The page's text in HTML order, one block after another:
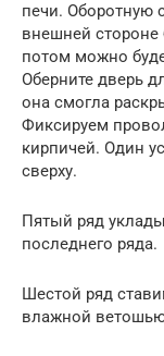
печи. Оборотную
внешней стороне
потом можно
Оберните дверь
она смогла
Фиксируем
кирпичей. Один
сверху.
Пятый ряд
последнего ряда.
Шестой ряд
влажной